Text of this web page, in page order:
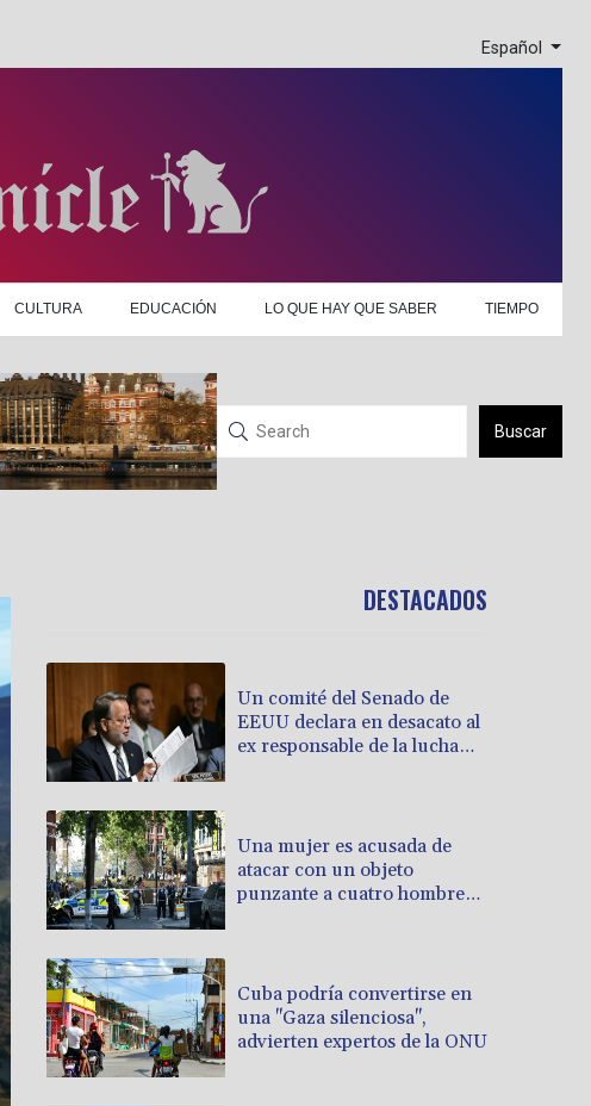
Español
CULTURA EDUCACIÓN LO QUE HAY QUE SABER TIEMPO
Buscar
DESTACADOS
Un comité del Senado de
EEUU declara en desacato al
ex responsable de la lucha
Una mujer es acusada de
atacar con un objeto
punzante a cuatro hombres
Cuba podría convertirse en
una "Gaza silenciosa",
advierten expertos de la ONU